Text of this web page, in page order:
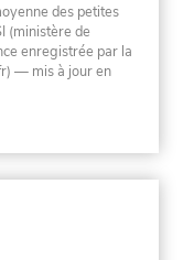
des petites
(ministère de
enregistrée par la
— mis à jour en